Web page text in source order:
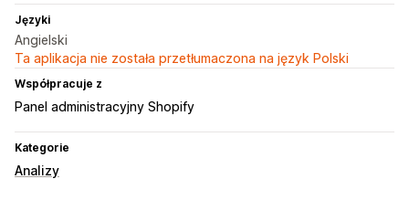
Języki
Angielski
Ta aplikacja nie została przetłumaczona na język Polski
Współpracuje z
Panel administracyjny Shopify
Kategorie
Analizy